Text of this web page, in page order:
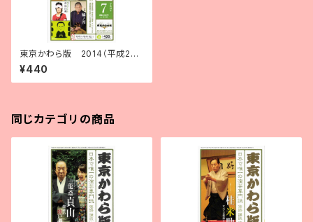
東京かわら版 2014（平成26）
年７月号
¥440
同じカテゴリの商品